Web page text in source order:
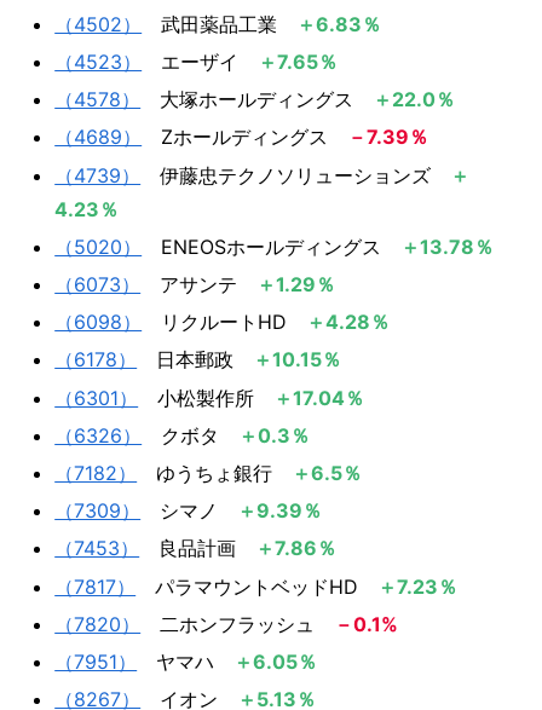
（4502）
​ 武田薬品工業 ​​​​​​
＋6.83％​​​​​​
（4523）
エーザイ
＋7.65％
（4578）
大塚ホールディングス
＋22.0％
（4689）
Zホールディングス
－7.39％
（4739）
伊藤忠テクノソリューションズ
＋
4.23％
（5020）
ENEOSホールディングス
＋13.78％
（6073）
アサンテ
＋1.29％
（6098）
リクルートHD
＋4.28％
（6178）
日本郵政
＋10.15％
（6301）
小松製作所
＋17.04％
（6326）
クボタ
＋0.3％
（7182）
ゆうちょ銀行
＋6.5％
（7309）
シマノ
＋9.39％
（7453）
良品計画
＋7.86％
（7817）
パラマウントベッドHD
＋7.23％
（7820）
二ホンフラッシュ
－0.1%
（7951）
ヤマハ
＋6.05％
（8267）
イオン
＋5.13％